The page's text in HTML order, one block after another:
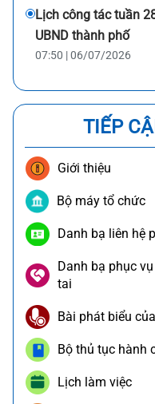
Lịch công tác tuần
UBND thành phố
07:50 | 06/07/2026
TIẾP
Giới thiệu
Bộ máy tổ chức
Danh bạ liên hệ
Danh bạ phục
tai
Bài phát biểu
Bộ thủ tục hành
Lịch làm việc